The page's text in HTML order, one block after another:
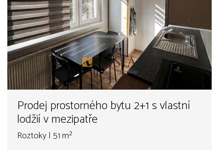
Prodej prostorného bytu 2+1 s vlastní
lodžií v mezipatře
Roztoky | 51 m²